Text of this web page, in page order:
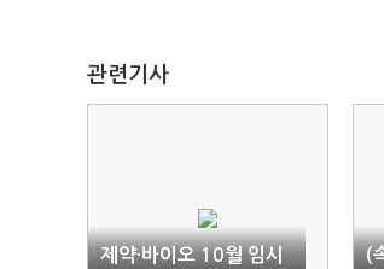
관련기사
제약·바이오 10월 임시
(